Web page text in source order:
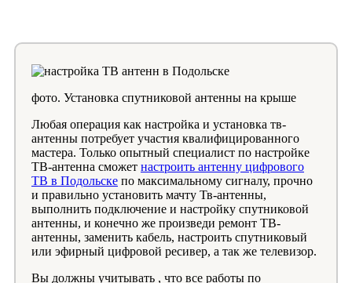
фото. Установка спутниковой антенны на крыше
Любая операция как настройка и установка тв-
антенны потребует участия квалифицированного
мастера. Только опытный специалист по настройке
ТВ-антенна сможет настроить антенну цифрового
ТВ в Подольске по максимальному сигналу, прочно
и правильно установить мачту Тв-антенны,
выполнить подключение и настройку спутниковой
антенны, и конечно же произведи ремонт ТВ-
антенны, заменить кабель, настроить спутниковый
или эфирный цифровой ресивер, а так же телевизор.
Вы должны учитывать , что все работы по